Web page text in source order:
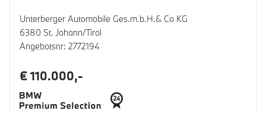
Unterberger Automobile Ges.m.b.H.& Co KG
6380 St. Johann/Tirol
Angebotsnr: 2772194
€ 110.000,-